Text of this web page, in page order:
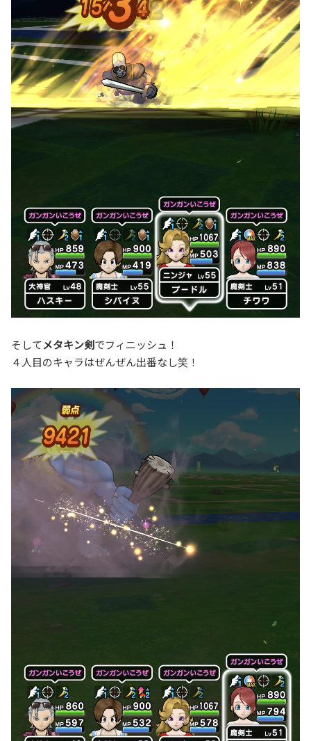
そしてメタキン剣でフィニッシュ！
４人目のキャラはぜんぜん出番なし笑！